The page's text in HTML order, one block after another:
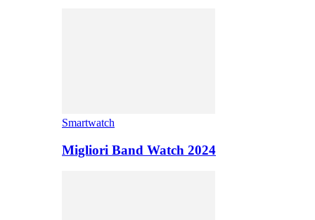
Smartwatch
Migliori Band Watch 2024